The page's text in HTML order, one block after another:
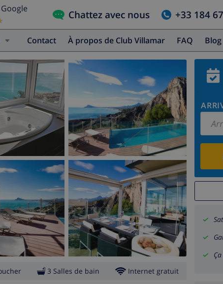
Chattez avec nous +33 184
Contact À propos de Club Villamar FAQ Blog
3 Salles de bain Internet gratuit